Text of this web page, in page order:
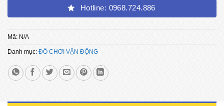
Hotline: 0968.724.886
Mã: N/A
Danh mục: ĐỒ CHƠI VẬN ĐỘNG